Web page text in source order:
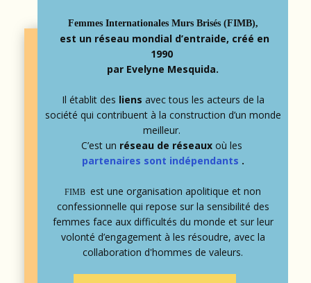
Femmes Internationales Murs Brisés (FIMB),
est un réseau mondial d’entraide, créé en
1990
par Evelyne Mesquida.
Il établit des liens avec tous les acteurs de la
société qui contribuent à la construction d’un monde
meilleur.
C’est un réseau de réseauxoù les
partenaires sont indépendants .
FIMB est une organisation apolitique et non
confessionnelle qui repose sur la sensibilité des
femmes face aux difficultés du monde et sur leur
volonté d’engagement à les résoudre, avec la
collaboration d'hommes de valeurs.